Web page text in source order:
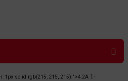
1px solid rgb(215, 215, 215);">4.2A 1-